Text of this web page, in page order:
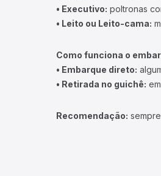
• Executivo: poltronas
• Leito ou Leito-cama:
Como funciona o
• Embarque direto:
• Retirada no guichê:
Recomendação: